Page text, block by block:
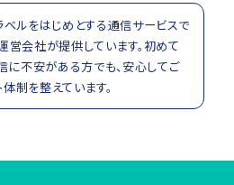
ルをはじめとする通信サービスで
会社が提供しています。初めて
に不安がある方でも、安心してご
制を整えています。